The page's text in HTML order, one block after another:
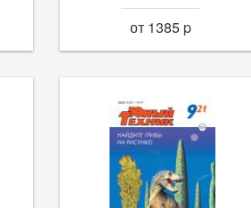
от 1385 p